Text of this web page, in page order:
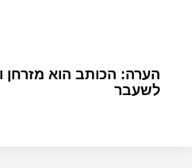
הערה: הכותב הוא מזרחן
לשעבר